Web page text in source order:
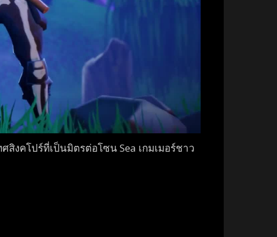
สิงคโปร์ที่เป็นมิตรต่อโซน Sea เกมเมอร์ชาว